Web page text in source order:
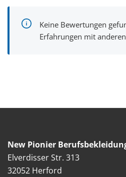
Keine Bewertungen
Erfahrungen mit
New Pionier
Elverdisser Str. 313
32052 Herford